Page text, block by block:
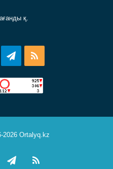
қ.
Telegram
2026 Ortalyq.kz
Telegram